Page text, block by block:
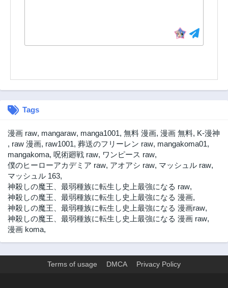
3年前 3年前
Tags
漫画 raw, mangaraw, manga1001, 無料 漫画, 漫画 無料, K-漫神
, raw 漫画, raw1001, 葬送のフリーレン raw, mangakoma01,
mangakoma, 呪術廻戦 raw, ワンピース raw,
僕のヒーローアカデミア raw, アオアシ raw, マッシュル raw,
マッシュル 163,
神殺しの魔王、最弱種族に転生し史上最強になる raw,
神殺しの魔王、最弱種族に転生し史上最強になる 漫画,
神殺しの魔王、最弱種族に転生し史上最強になる 漫画raw,
神殺しの魔王、最弱種族に転生し史上最強になる 漫画 raw,
漫画 koma,
Terms of usage DMCA Privacy Policy